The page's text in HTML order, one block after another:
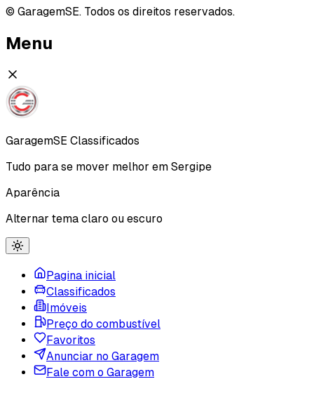
© GaragemSE. Todos os direitos reservados.
Menu
GaragemSE Classificados
Tudo para se mover melhor em Sergipe
Aparência
Alternar tema claro ou escuro
Pagina inicial
Classificados
Imóveis
Preço do combustível
Favoritos
Anunciar no Garagem
Fale com o Garagem